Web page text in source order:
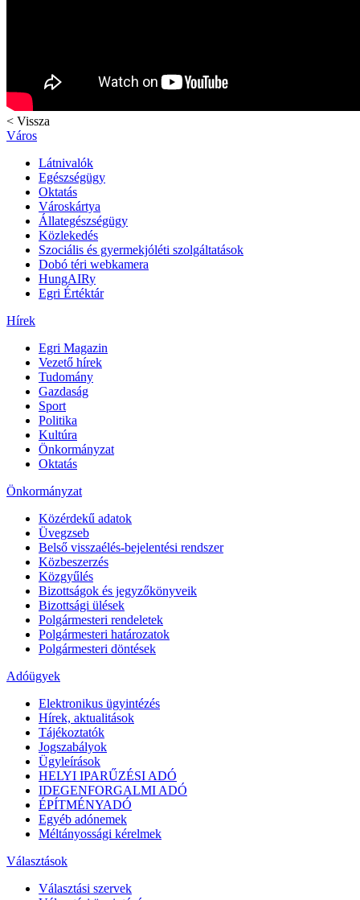
< Vissza
Város
Látnivalók
Egészségügy
Oktatás
Városkártya
Állategészségügy
Közlekedés
Szociális és gyermekjóléti szolgáltatások
Dobó téri webkamera
HungAIRy
Egri Értéktár
Hírek
Egri Magazin
Vezető hírek
Tudomány
Gazdaság
Sport
Politika
Kultúra
Önkormányzat
Oktatás
Önkormányzat
Közérdekű adatok
Üvegzseb
Belső visszaélés-bejelentési rendszer
Közbeszerzés
Közgyűlés
Bizottságok és jegyzőkönyveik
Bizottsági ülések
Polgármesteri rendeletek
Polgármesteri határozatok
Polgármesteri döntések
Adóügyek
Elektronikus ügyintézés
Hírek, aktualitások
Tájékoztatók
Jogszabályok
Ügyleírások
HELYI IPARŰZÉSI ADÓ
IDEGENFORGALMI ADÓ
ÉPÍTMÉNYADÓ
Egyéb adónemek
Méltányossági kérelmek
Választások
Választási szervek